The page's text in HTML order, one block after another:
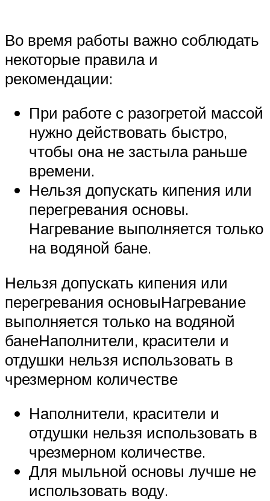
Во время работы важно соблюдать
некоторые правила и
рекомендации:
При работе с разогретой массой
нужно действовать быстро,
чтобы она не застыла раньше
времени.
Нельзя допускать кипения или
перегревания основы.
Нагревание выполняется только
на водяной бане.
Нельзя допускать кипения или
перегревания основыНагревание
выполняется только на водяной
банеНаполнители, красители и
отдушки нельзя использовать в
чрезмерном количестве
Наполнители, красители и
отдушки нельзя использовать в
чрезмерном количестве.
Для мыльной основы лучше не
использовать воду.